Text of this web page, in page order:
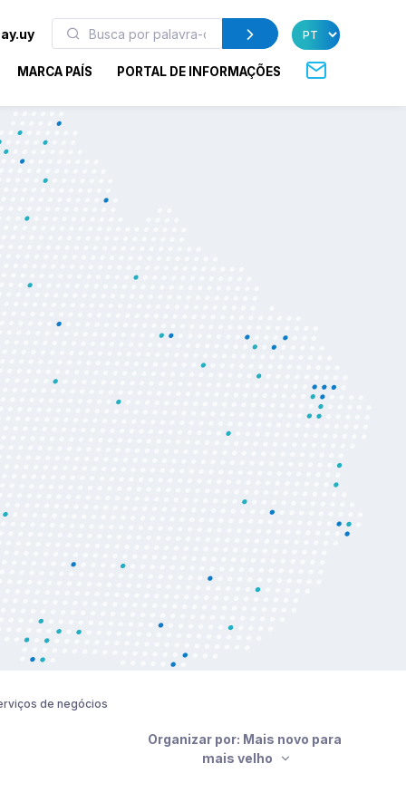
MARCA PAÍS PORTAL DE INFORMAÇÕES
de negócios
Organizar por: Mais novo para
mais velho